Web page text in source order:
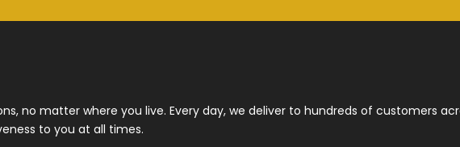
no matter where you live. Every day, we deliver to hundreds of customers
to you at all times.